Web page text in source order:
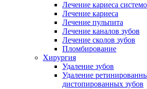
Лечение кариеса
Лечение кариеса
Лечение пульпита
Лечение каналов зубов
Лечение сколов зубов
Пломбирование
Хирургия
Удаление зубов
Удаление
дистопированных зубов